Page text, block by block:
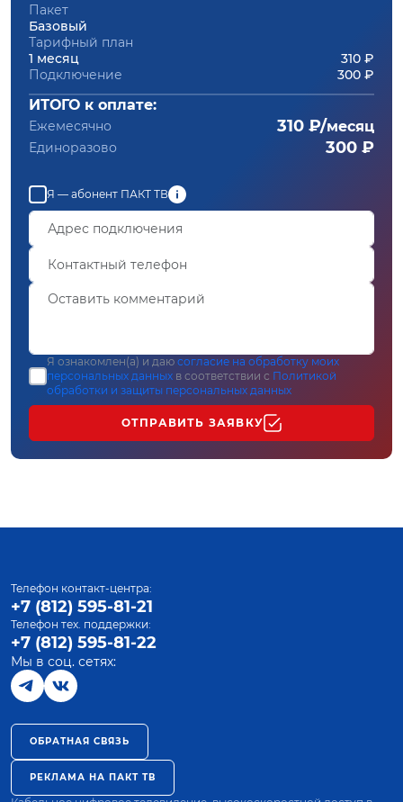
Пакет
Базовый
Тарифный план
1 месяц
310 ₽
Подключение
300 ₽
ИТОГО к оплате:
Ежемесячно 310 ₽/месяц
Единоразово 300 ₽
Я — абонент ПАКТ ТВ
Я ознакомлен(а) и даю согласие на обработку моих
персональных данных в соответствии с Политикой
обработки и защиты персональных данных
ОТПРАВИТЬ ЗАЯВКУ
Телефон контакт-центра:
+7 (812) 595-81-21
Телефон тех. поддержки:
+7 (812) 595-81-22
Мы в соц. сетях:
ОБРАТНАЯ СВЯЗЬ
РЕКЛАМА НА ПАКТ ТВ